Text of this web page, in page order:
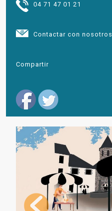
04 71 47 01 21
Contactar con nosotros
Compartir